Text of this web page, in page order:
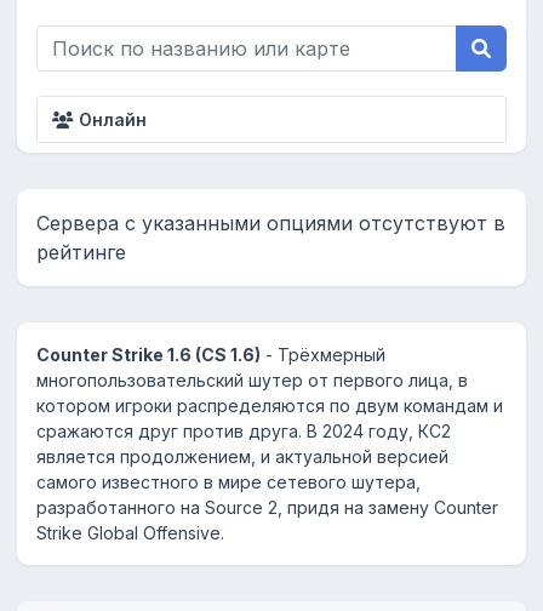
Онлайн
Сервера с указанными опциями отсутствуют в
рейтинге
Counter Strike 1.6 (CS 1.6) - Трёхмерный
многопользовательский шутер от первого лица, в
котором игроки распределяются по двум командам и
сражаются друг против друга. В 2024 году, КС2
является продолжением, и актуальной версией
самого известного в мире сетевого шутера,
разработанного на Source 2, придя на замену Counter
Strike Global Offensive.